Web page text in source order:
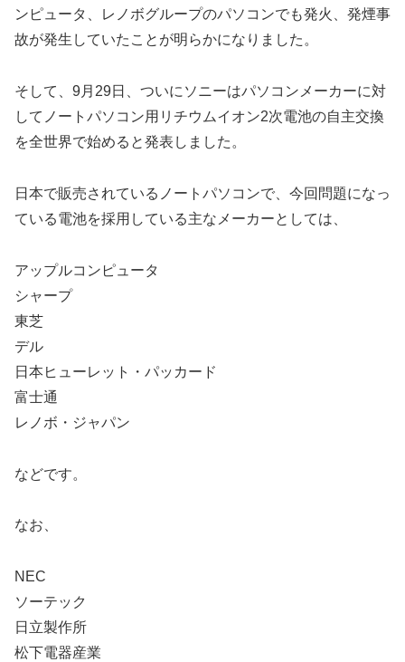
ンピュータ、レノボグループのパソコンでも発火、発煙事
故が発生していたことが明らかになりました。
そして、9月29日、ついにソニーはパソコンメーカーに対
してノートパソコン用リチウムイオン2次電池の自主交換
を全世界で始めると発表しました。
日本で販売されているノートパソコンで、今回問題になっ
ている電池を採用している主なメーカーとしては、
アップルコンピュータ
シャープ
東芝
デル
日本ヒューレット・パッカード
富士通
レノボ・ジャパン
などです。
なお、
NEC
ソーテック
日立製作所
松下電器産業